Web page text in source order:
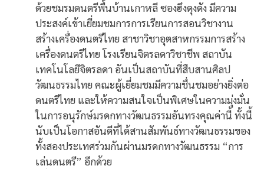
ด้วยชมรมดนตรีพื้นบ้านเกาหลี ซองฮึงดุงดัง มีความ
ประสงค์เข้าเยี่ยมชมการการเรียนการสอนวิชางาน
สร้างเครื่องดนตรีไทย สาชาวิชาอุตสาหกรรมการสร้าง
เครื่องดนตรีไทย โรงเรียนจิตรลดาวิชาชีพ สถาบัน
เทคโนโลยีจิตรลดา อันเป็นสถาบันที่สืบสานศิลป
วัฒนธรรมไทย คณะผู้เยี่ยมชมมีความชื่นชมอย่างยิ่งต่อ
ดนตรีไทย และให้ความสนใจเป็นพิเศษในความมุ่งมั่น
ในการอนุรักษ์มรดกทางวัฒนธรรมอันทรงคุณค่านี้ ทั้งนี้
นับเป็นโอกาสอันดีที่ได้สานสัมพันธ์ทางวัฒนธรรมของ
ทั้งสองประเทศร่วมกันผ่านมรดกทางวัฒนธรรม “การ
เล่นดนตรี” อีกด้วย